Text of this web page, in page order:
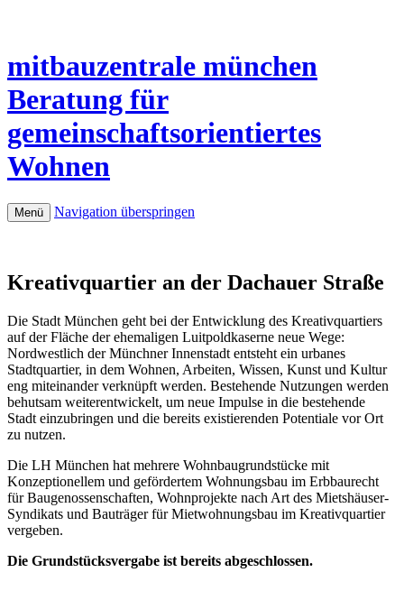
mitbauzentrale münchen
Beratung für
gemeinschaftsorientiertes
Wohnen
Menü Navigation überspringen
Kreativquartier an der Dachauer Straße
Die Stadt München geht bei der Entwicklung des Kreativquartiers
auf der Fläche der ehemaligen Luitpoldkaserne neue Wege:
Nordwestlich der Münchner Innenstadt entsteht ein urbanes
Stadtquartier, in dem Wohnen, Arbeiten, Wissen, Kunst und Kultur
eng miteinander verknüpft werden. Bestehende Nutzungen werden
behutsam weiterentwickelt, um neue Impulse in die bestehende
Stadt einzubringen und die bereits existierenden Potentiale vor Ort
zu nutzen.
Die LH München hat mehrere Wohnbaugrundstücke mit
Konzeptionellem und gefördertem Wohnungsbau im Erbbaurecht
für Baugenossenschaften, Wohnprojekte nach Art des Mietshäuser-
Syndikats und Bauträger für Mietwohnungsbau im Kreativquartier
vergeben.
Die Grundstücksvergabe ist bereits abgeschlossen.